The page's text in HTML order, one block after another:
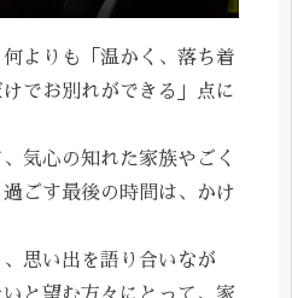
よりも「温かく、落ち着
でお別れができる」点に
気心の知れた家族やごく
ごす最後の時間は、かけ
思い出を語り合いなが